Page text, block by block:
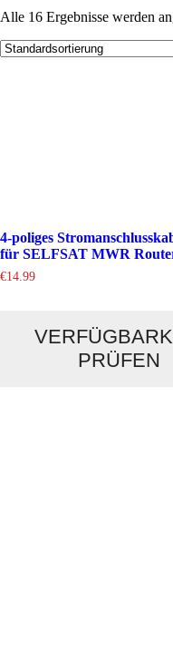
Alle 16 Ergebnisse werden
4-poliges
für SELFSAT MWR
€14.99
PRÜFEN